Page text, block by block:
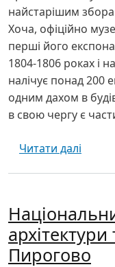
найстарішим
Хоча, офіційно
перші його
1804-1806 роках і
налічує понад 200
одним дахом в
в свою чергу є
Читати далі
Пирогово